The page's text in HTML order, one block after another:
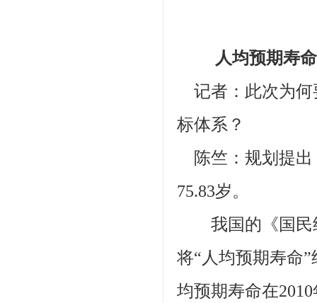
人均预期寿命
记者：此次为
标体系？
陈竺：规划提出
75.83岁。
我国的《国民
将“人均预期寿命
均预期寿命在